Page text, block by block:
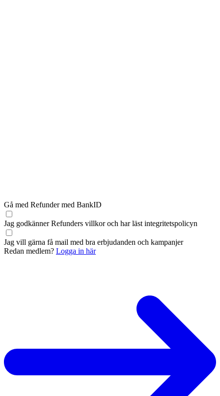
Gå med Refunder med BankID
Jag godkänner Refunders villkoroch har läst integritetspolicyn
Jag vill gärna få mail med bra erbjudanden och kampanjer
Redan medlem? Logga in här